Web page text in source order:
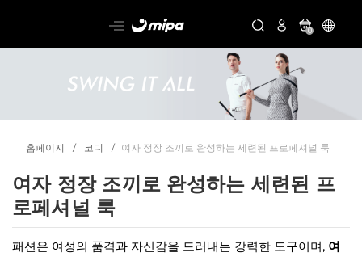
0
홈페이지 코디 여자 정장 조끼로 완성하는 세련된 프로페셔널 룩
여자 정장 조끼로 완성하는 세련된 프
로페셔널 룩
패션은 여성의 품격과 자신감을 드러내는 강력한 도구이며, 여